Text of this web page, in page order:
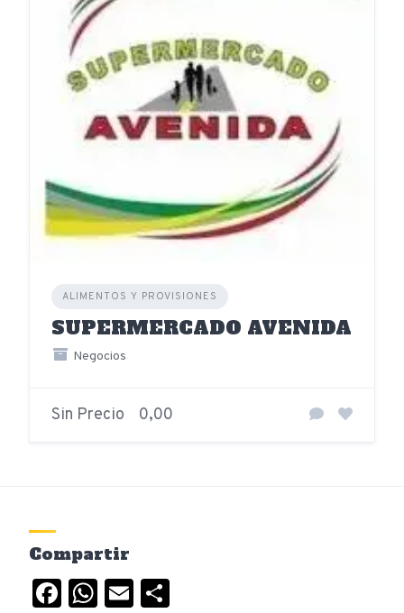
ALIMENTOS Y PROVISIONES
SUPERMERCADO AVENIDA
Negocios
Sin Precio 0,00
Compartir
Facebook
WhatsApp
Email